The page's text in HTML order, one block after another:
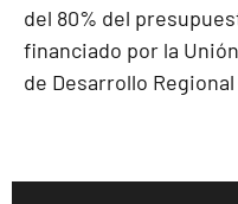
del 80% del
financiado por la
de Desarrollo